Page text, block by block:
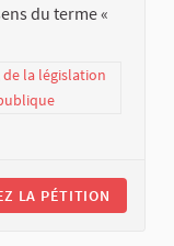
du terme «
la législation
LA PÉTITION